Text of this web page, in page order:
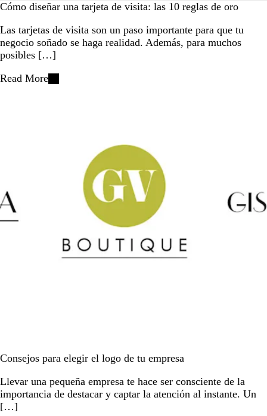
Cómo diseñar una tarjeta de visita: las 10 reglas de oro
Las tarjetas de visita son un paso importante para que tu
negocio soñado se haga realidad. Además, para muchos
posibles […]
Read More
Consejos para elegir el logo de tu empresa
Llevar una pequeña empresa te hace ser consciente de la
importancia de destacar y captar la atención al instante. Un
[…]